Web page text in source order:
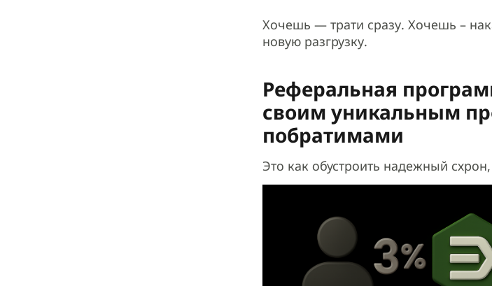
Хочешь — трати сразу. Хочешь –
новую разгрузку.
Реферальная
своим уникальным
побратимами
Это как обустроить надежный